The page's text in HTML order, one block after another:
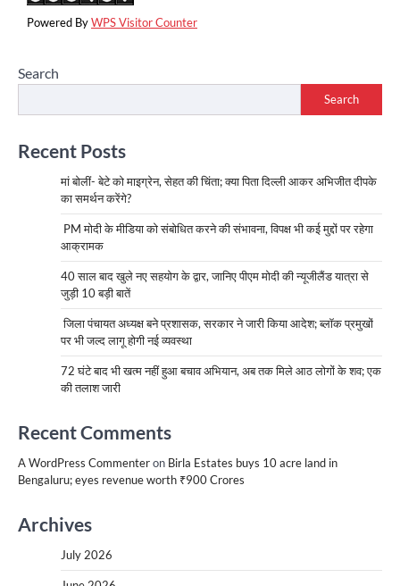
Powered ByWPS Visitor Counter
Search
Search
Recent Posts
मां बोलीं- बेटे को माइग्रेन, सेहत की चिंता; क्या पिता दिल्ली आकर अभिजीत दीपके
का समर्थन करेंगे?
PM मोदी के मीडिया को संबोधित करने की संभावना, विपक्ष भी कई मुद्दों पर रहेगा
आक्रामक
40 साल बाद खुले नए सहयोग के द्वार, जानिए पीएम मोदी की न्यूजीलैंड यात्रा से
जुड़ी 10 बड़ी बातें
जिला पंचायत अध्यक्ष बने प्रशासक, सरकार ने जारी किया आदेश; ब्लॉक प्रमुखों
पर भी जल्द लागू होगी नई व्यवस्था
72 घंटे बाद भी खत्म नहीं हुआ बचाव अभियान, अब तक मिले आठ लोगों के शव; एक
की तलाश जारी
Recent Comments
A WordPress Commenteron Birla Estates buys 10 acre land in
Bengaluru; eyes revenue worth ₹900 Crores
Archives
July 2026